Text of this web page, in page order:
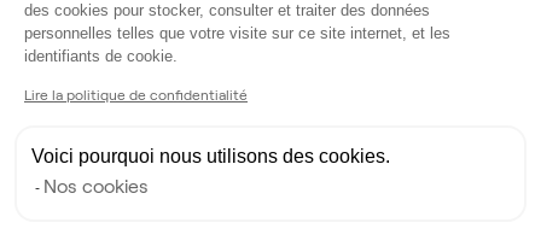
Ma sélection de bureau
Bureau privé
1 287 €
des cookies pour stocker, consulter et traiter des données
personnelles telles que votre visite sur ce site internet, et les
identifiants de cookie.
Lire la politique de confidentialité
Voici pourquoi nous utilisons des cookies.
Nos cookies